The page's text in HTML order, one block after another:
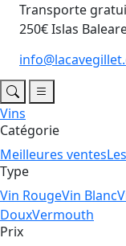
Transporte
250€ Islas
Vins
Catégorie
Meilleures ventes
Type
Vin RougeVin Blanc
DouxVermouth
Prix